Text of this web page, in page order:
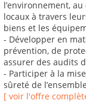
l’environnement,
locaux à travers
biens et les
- Développer en
prévention, de
assurer des audits
- Participer à la
sûreté de
[ voir l'offre